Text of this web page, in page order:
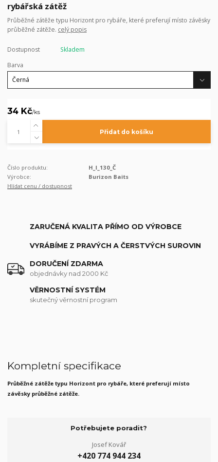
rybářská zátěž
Průběžné zátěže typu Horizont pro rybáře, které preferují místo závěsky
průběžné zátěže. celý popis
Dostupnost
Skladem
Barva
34 Kč/ks
Přidat do košíku
Číslo produktu:
H_I_130_Č
Výrobce:
Burizon Baits
Hlídat cenu / dostupnost
ZARUČENÁ KVALITA PŘÍMO OD VÝROBCE
VYRÁBÍME Z PRAVÝCH A ČERSTVÝCH SUROVIN
DORUČENÍ ZDARMA
objednávky nad 2000 Kč
VĚRNOSTNÍ SYSTÉM
skutečný věrnostní program
Kompletní specifikace
Průběžné zátěže typu Horizont pro rybáře, které preferují místo
závěsky průběžné zátěže.
Potřebujete poradit?
Josef Kovář
+420 774 944 234